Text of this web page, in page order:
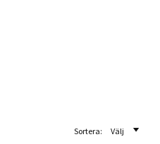
Sortera: Välj